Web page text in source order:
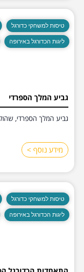
טיסות למשחקי כדורגל
ליגות הכדורגל באירופה
גביע המלך הספרדי
גביע המלך הספרדי, שהוקם ב-1903, הוא טורניר
מידע נוסף >
טיסות למשחקי כדורגל
ליגות הכדורגל באירופה